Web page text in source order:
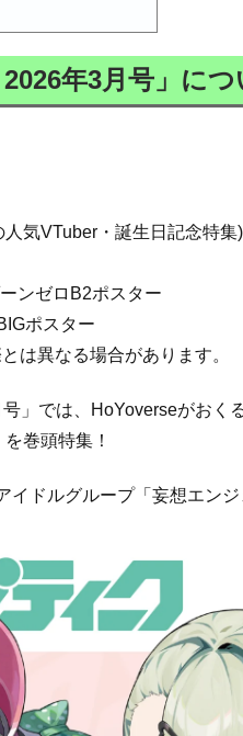
年3月号」につ
気VTuber・誕生日記念特集)
ンゼロB2ポスター
ポスター
は異なる場合があります。
号」では、HoYoverseがおく
巻頭特集！
イドルグループ「妄想エンジ